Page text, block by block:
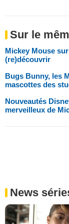
Sur le
Mickey Mouse
(re)découvrir
Bugs Bunny, les
mascottes des
Nouveautés
merveilleux de
News